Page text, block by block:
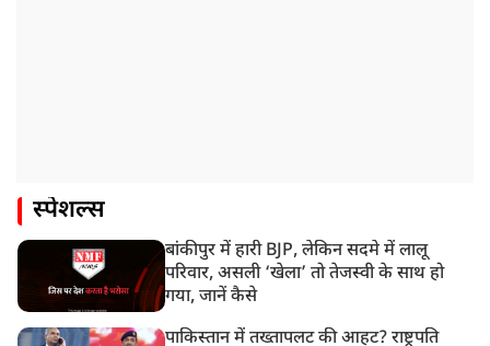
स्पेशल्स
बांकीपुर में हारी BJP, लेकिन सदमे में लालू
परिवार, असली ‘खेला’ तो तेजस्वी के साथ हो
गया, जानें कैसे
पाकिस्तान में तख्तापलट की आहट? राष्ट्रपति